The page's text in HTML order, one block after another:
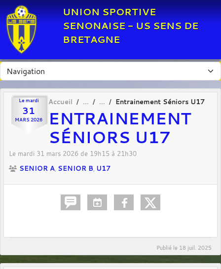
UNION SPORTIVE
SENONAISE - US SENS DE
BRETAGNE
Le mardi
31
MARS 2026
Accueil Entrainement Séniors U17
ENTRAINEMENT
SÉNIORS U17
Le mardi 31 mars 2026 de 19h15 à 21h30
SENIOR A SENIOR B U17
Publié le 18 juil. 2025
Panneau de gestion des cookies